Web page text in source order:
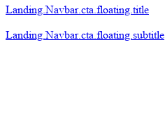
Landing.Navbar.cta.floating.title
Landing.Navbar.cta.floating.subtitle